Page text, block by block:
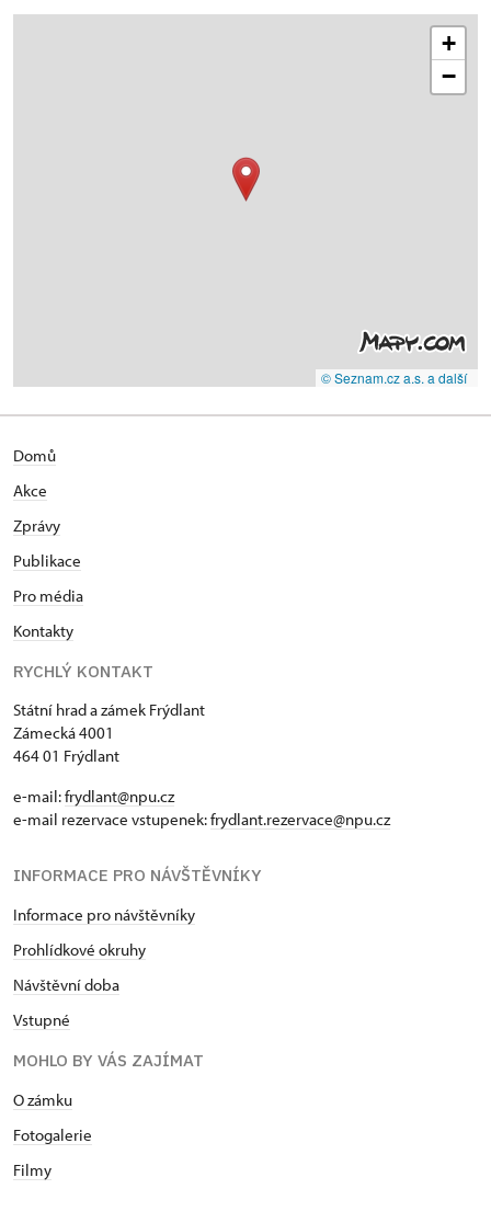
+
−
© Seznam.cz a.s. a další
Domů
Akce
Zprávy
Publikace
Pro média
Kontakty
RYCHLÝ KONTAKT
Státní hrad a zámek Frýdlant
Zámecká 4001
464 01 Frýdlant
e-mail:frydlant@npu.cz
e-mail rezervace vstupenek:frydlant.rezervace@npu.cz
INFORMACE PRO NÁVŠTĚVNÍKY
Informace pro návštěvníky
Prohlídkové okruhy
Návštěvní doba
Vstupné
MOHLO BY VÁS ZAJÍMAT
O zámku
Fotogalerie
Filmy